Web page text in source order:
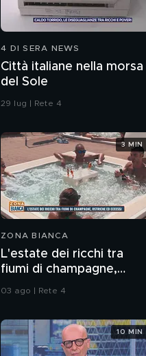
4 DI SERA NEWS
Città italiane nella morsa
del Sole
29 lug | Rete 4
ZONA BIANCA
L'estate dei ricchi tra
fiumi di champagne,
ostriche ed eccessi
03 ago | Rete 4
3 MIN
10 MIN